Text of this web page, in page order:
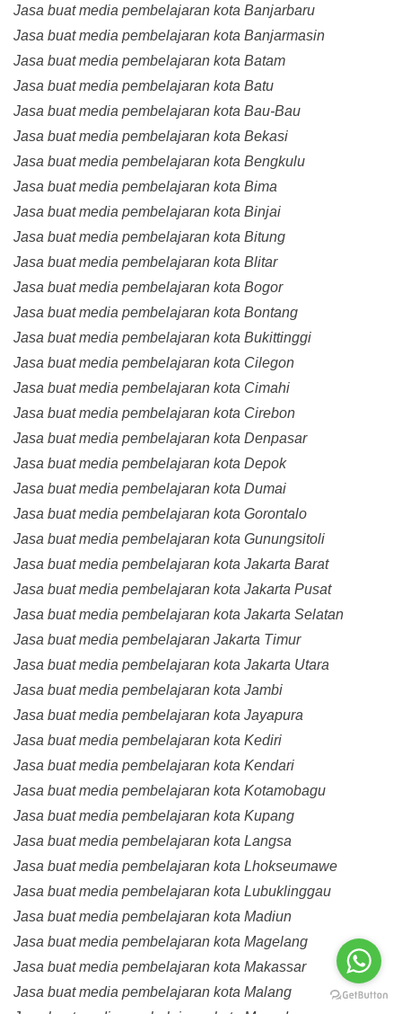
Jasa buat media pembelajaran kota Banjarbaru
Jasa buat media pembelajaran kota Banjarmasin
Jasa buat media pembelajaran kota Batam
Jasa buat media pembelajaran kota Batu
Jasa buat media pembelajaran kota Bau-Bau
Jasa buat media pembelajaran kota Bekasi
Jasa buat media pembelajaran kota Bengkulu
Jasa buat media pembelajaran kota Bima
Jasa buat media pembelajaran kota Binjai
Jasa buat media pembelajaran kota Bitung
Jasa buat media pembelajaran kota Blitar
Jasa buat media pembelajaran kota Bogor
Jasa buat media pembelajaran kota Bontang
Jasa buat media pembelajaran kota Bukittinggi
Jasa buat media pembelajaran kota Cilegon
Jasa buat media pembelajaran kota Cimahi
Jasa buat media pembelajaran kota Cirebon
Jasa buat media pembelajaran kota Denpasar
Jasa buat media pembelajaran kota Depok
Jasa buat media pembelajaran kota Dumai
Jasa buat media pembelajaran kota Gorontalo
Jasa buat media pembelajaran kota Gunungsitoli
Jasa buat media pembelajaran kota Jakarta Barat
Jasa buat media pembelajaran kota Jakarta Pusat
Jasa buat media pembelajaran kota Jakarta Selatan
Jasa buat media pembelajaran Jakarta Timur
Jasa buat media pembelajaran kota Jakarta Utara
Jasa buat media pembelajaran kota Jambi
Jasa buat media pembelajaran kota Jayapura
Jasa buat media pembelajaran kota Kediri
Jasa buat media pembelajaran kota Kendari
Jasa buat media pembelajaran kota Kotamobagu
Jasa buat media pembelajaran kota Kupang
Jasa buat media pembelajaran kota Langsa
Jasa buat media pembelajaran kota Lhokseumawe
Jasa buat media pembelajaran kota Lubuklinggau
Jasa buat media pembelajaran kota Madiun
Jasa buat media pembelajaran kota Magelang
Jasa buat media pembelajaran kota Makassar
Jasa buat media pembelajaran kota Malang